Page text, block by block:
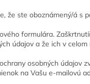
že ste oboznámený/á s
formulára.
údajov a že ich v celom
osobných údajov
na Vašu e-mailovú